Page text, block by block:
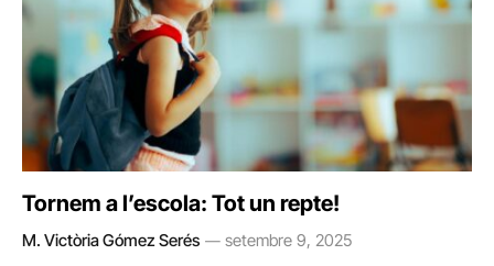
Tornem a l’escola: Tot un repte!
M. Victòria Gómez Serés setembre 9, 2025